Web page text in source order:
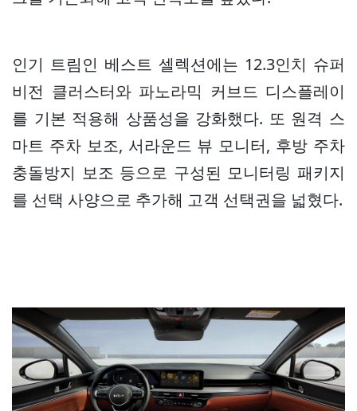
인기 트림인 베스트 셀렉션에는 12.3인치 슈퍼
비전 클러스터와 파노라믹 커브드 디스플레이
를 기본 적용해 상품성을 강화했다. 또 원격 스
마트 주차 보조, 서라운드 뷰 모니터, 후방 주차
충돌방지 보조 등으로 구성된 모니터링 패키지
를 선택 사양으로 추가해 고객 선택권을 넓혔다.